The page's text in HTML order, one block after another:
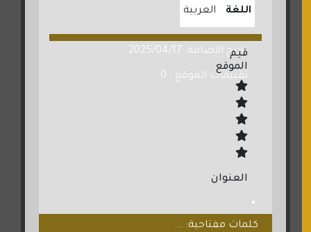
اللغة العربية
تاريخ الاضافة: 2025/04/17
تقييمات الموقع : 0
قيم
الموقع
العنوان
كلمات مفتاحية: ...